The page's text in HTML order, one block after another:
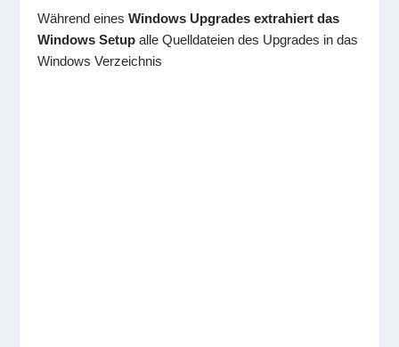
Während einesWindows Upgrades extrahiert das
Windows Setup alle Quelldateien des Upgrades in das
Windows Verzeichnis